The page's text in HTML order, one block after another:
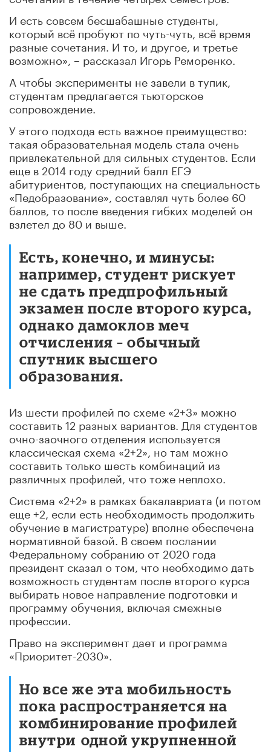
И есть совсем бесшабашные студенты,
который всё пробуют по чуть-чуть, всё время
разные сочетания. И то, и другое, и третье
возможно», – рассказал Игорь Реморенко.
А чтобы эксперименты не завели в тупик,
студентам предлагается тьюторское
сопровождение.
У этого подхода есть важное преимущество:
такая образовательная модель стала очень
привлекательной для сильных студентов. Если
еще в 2014 году средний балл ЕГЭ
абитуриентов, поступающих на специальность
«Педобразование», составлял чуть более 60
баллов, то после введения гибких моделей он
взлетел до 80 и выше.
Есть, конечно, и минусы:
например, студент рискует
не сдать предпрофильный
экзамен после второго курса,
однако дамоклов меч
отчисления – обычный
спутник высшего
образования.
Из шести профилей по схеме «2+3» можно
составить 12 разных вариантов. Для студентов
очно-заочного отделения используется
классическая схема «2+2», но там можно
составить только шесть комбинаций из
различных профилей, что тоже неплохо.
Система «2+2» в рамках бакалавриата (и потом
еще +2, если есть необходимость продолжить
обучение в магистратуре) вполне обеспечена
нормативной базой. В своем послании
Федеральному собранию от 2020 года
президент сказал о том, что необходимо дать
возможность студентам после второго курса
выбирать новое направление подготовки и
программу обучения, включая смежные
профессии.
Право на эксперимент дает и программа
«Приоритет-2030».
Но все же эта мобильность
пока распространяется на
комбинирование профилей
внутри одной укрупненной